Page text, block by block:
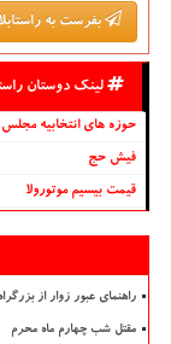
بفرست به
لینک دوستان
حوزه های انتخابیه مجلس
فیش حج
قیمت بیسیم موتورولا
راهنمای عبور زوار از
مقتل شب چهارم ماه محرم